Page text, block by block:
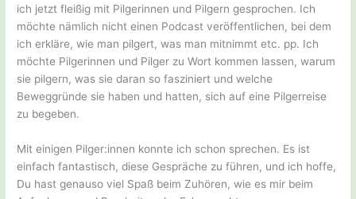
ich jetzt fleißig mit Pilgerinnen und Pilgern gesprochen. Ich
möchte nämlich nicht einen Podcast veröffentlichen, bei dem
ich erkläre, wie man pilgert, was man mitnimmt etc. pp. Ich
möchte Pilgerinnen und Pilger zu Wort kommen lassen, warum
sie pilgern, was sie daran so fasziniert und welche
Beweggründe sie haben und hatten, sich auf eine Pilgerreise
zu begeben.
Mit einigen Pilger:innen konnte ich schon sprechen. Es ist
einfach fantastisch, diese Gespräche zu führen, und ich hoffe,
Du hast genauso viel Spaß beim Zuhören, wie es mir beim